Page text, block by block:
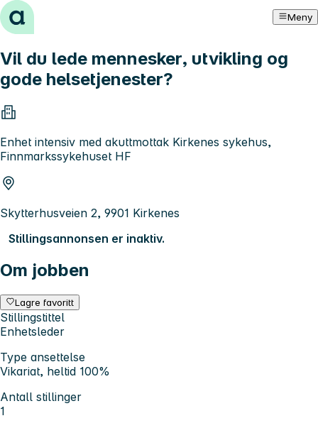
Hopp til innhold Meny
Vil du lede mennesker, utvikling og
gode helsetjenester?
Enhet intensiv med akuttmottak Kirkenes sykehus,
Finnmarkssykehuset HF
Skytterhusveien 2, 9901 Kirkenes
Stillingsannonsen er inaktiv.
Om jobben
Lagre favoritt
Stillingstittel
Enhetsleder
Type ansettelse
Vikariat, heltid 100%
Antall stillinger
1